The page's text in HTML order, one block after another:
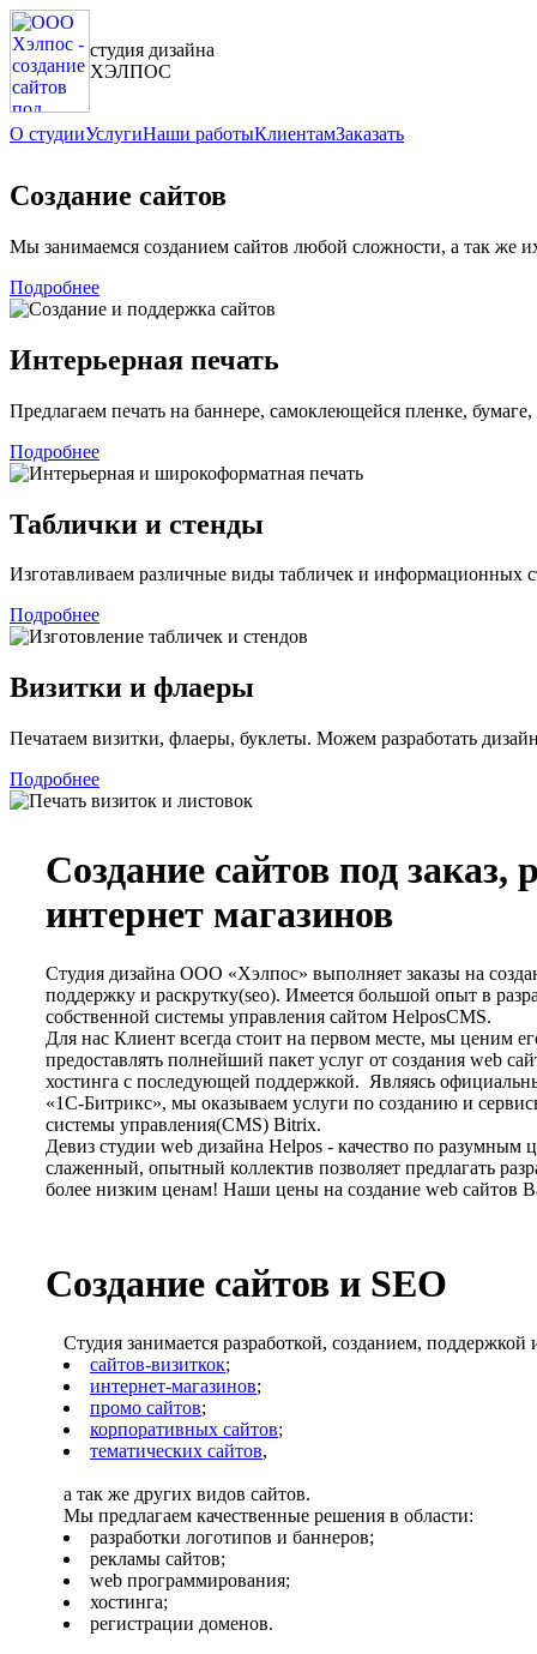
студия дизайна
ХЭЛПОС
О студииУслугиНаши работыКлиентамЗаказать
Создание сайтов
Мы занимаемся созданием сайтов любой сложности, а так же
Подробнее
Интерьерная печать
Предлагаем печать на баннере, самоклеющейся пленке, бумаге,
Подробнее
Таблички и стенды
Изготавливаем различные виды табличек и информационных
Подробнее
Визитки и флаеры
Печатаем визитки, флаеры, буклеты. Можем разработать
Подробнее
Создание сайтов под заказ,
интернет магазинов
Студия дизайна ООО «Хэлпос» выполняет заказы на
поддержку и раскрутку(seo). Имеется большой опыт в
собственной системы управления сайтом HelposCMS.
Для нас Клиент всегда стоит на первом месте, мы ценим
предоставлять полнейший пакет услуг от создания web
хостинга с последующей поддержкой. Являясь
«1С-Битрикс», мы оказываем услуги по созданию и
системы управления(CMS) Bitrix.
Девиз студии web дизайна Helpos - качество по
слаженный, опытный коллектив позволяет предлагать
более низким ценам! Наши цены на создание web сайтов
Создание сайтов и SEO
Студия занимается разработкой, созданием,
сайтов-визиткок;
интернет-магазинов;
промо сайтов;
корпоративных сайтов;
тематических сайтов,
а так же других видов сайтов.
Мы предлагаем качественные решения в области:
разработки логотипов и баннеров;
рекламы сайтов;
web программирования;
хостинга;
регистрации доменов.